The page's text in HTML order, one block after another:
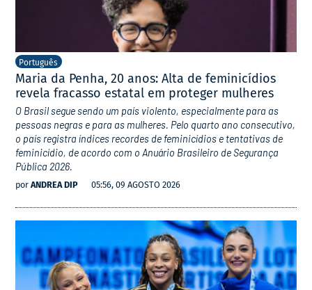
Português
Maria da Penha, 20 anos: Alta de feminicídios
revela fracasso estatal em proteger mulheres
O Brasil segue sendo um país violento, especialmente para as
pessoas negras e para as mulheres. Pelo quarto ano consecutivo,
o país registra índices recordes de feminicídios e tentativas de
feminicídio, de acordo com o Anuário Brasileiro de Segurança
Pública 2026.
por ANDREA DIP 05:56, 09 AGOSTO 2026